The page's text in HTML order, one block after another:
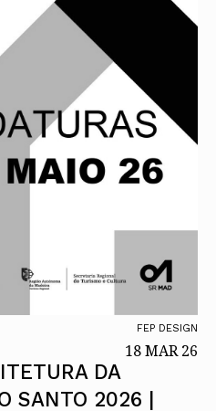
FEP DESIGN
18 MAR 26
DA
SANTO 2026 |